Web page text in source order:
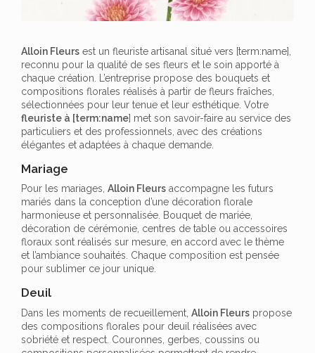
Alloin Fleurs est un fleuriste artisanal situé vers [term:name],
reconnu pour la qualité de ses fleurs et le soin apporté à
chaque création. L’entreprise propose des bouquets et
compositions florales réalisés à partir de fleurs fraîches,
sélectionnées pour leur tenue et leur esthétique. Votre
fleuriste à [term:name] met son savoir-faire au service des
particuliers et des professionnels, avec des créations
élégantes et adaptées à chaque demande.
Mariage
Pour les mariages, Alloin Fleurs accompagne les futurs
mariés dans la conception d’une décoration florale
harmonieuse et personnalisée. Bouquet de mariée,
décoration de cérémonie, centres de table ou accessoires
floraux sont réalisés sur mesure, en accord avec le thème
et l’ambiance souhaités. Chaque composition est pensée
pour sublimer ce jour unique.
Deuil
Dans les moments de recueillement, Alloin Fleurs propose
des compositions florales pour deuil réalisées avec
sobriété et respect. Couronnes, gerbes, coussins ou